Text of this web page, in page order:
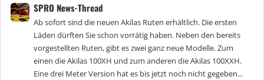
SPRO News-Thread
Ab sofort sind die neuen Akilas Ruten erhältlich. Die ersten
Läden dürften Sie schon vorrätig haben. Neben den bereits
vorgestellten Ruten, gibt es zwei ganz neue Modelle. Zum
einen die Akilas 100XH und zum anderen die Akilas 100XXH.
Eine drei Meter Version hat es bis jetzt noch nicht gegeben...